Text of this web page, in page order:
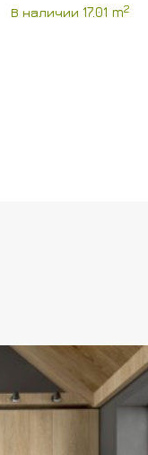
В наличии 17.01 m2